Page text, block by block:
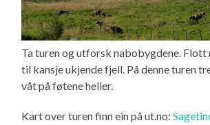
Ta turen og utforsk nabobygdene.
til kansje ukjende fjell. På denne turen
våt på føtene heller.
Kart over turen finn ein på ut.no: